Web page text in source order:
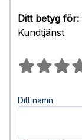
Ditt betyg för:
Kundtjänst
Ditt namn